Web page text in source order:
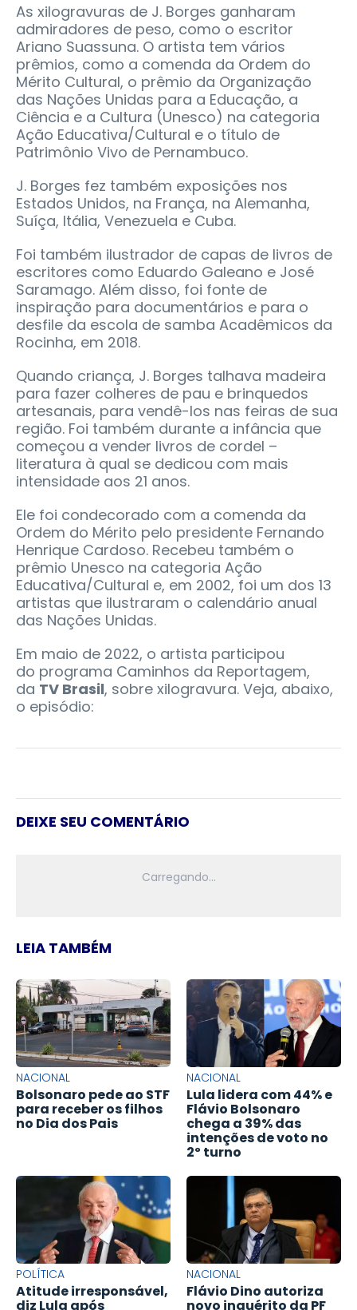
As xilogravuras de J. Borges ganharam
admiradores de peso, como o escritor
Ariano Suassuna. O artista tem vários
prêmios, como a comenda da Ordem do
Mérito Cultural, o prêmio da Organização
das Nações Unidas para a Educação, a
Ciência e a Cultura (Unesco) na categoria
Ação Educativa/Cultural e o título de
Patrimônio Vivo de Pernambuco.
J. Borges fez também exposições nos
Estados Unidos, na França, na Alemanha,
Suíça, Itália, Venezuela e Cuba.
Foi também ilustrador de capas de livros de
escritores como Eduardo Galeano e José
Saramago. Além disso, foi fonte de
inspiração para documentários e para o
desfile da escola de samba Acadêmicos da
Rocinha, em 2018.
Quando criança, J. Borges talhava madeira
para fazer colheres de pau e brinquedos
artesanais, para vendê-los nas feiras de sua
região. Foi também durante a infância que
começou a vender livros de cordel –
literatura à qual se dedicou com mais
intensidade aos 21 anos.
Ele foi condecorado com a comenda da
Ordem do Mérito pelo presidente Fernando
Henrique Cardoso. Recebeu também o
prêmio Unesco na categoria Ação
Educativa/Cultural e, em 2002, foi um dos 13
artistas que ilustraram o calendário anual
das Nações Unidas.
Em maio de 2022, o artista participou
do programa Caminhos da Reportagem,
da TV Brasil, sobre xilogravura. Veja, abaixo,
o episódio:
DEIXE SEU COMENTÁRIO
LEIA TAMBÉM
NACIONAL
Bolsonaro pede ao STF
para receber os filhos
no Dia dos Pais
NACIONAL
Lula lidera com 44% e
Flávio Bolsonaro
chega a 39% das
intenções de voto no
2º turno
POLÍTICA
Atitude irresponsável,
diz Lula após
NACIONAL
Flávio Dino autoriza
novo inquérito da PF